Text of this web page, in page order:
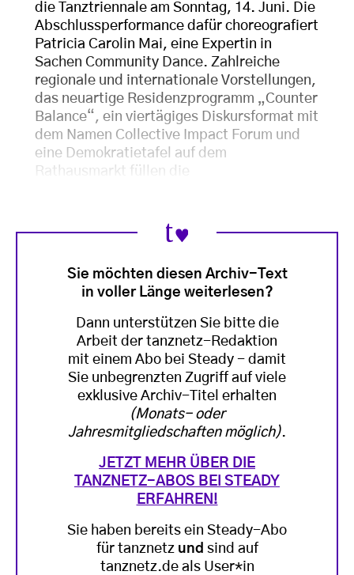
die Tanztriennale am Sonntag, 14. Juni. Die
Abschlussperformance dafür choreografiert
Patricia Carolin Mai, eine Expertin in
Sachen Community Dance. Zahlreiche
regionale und internationale Vorstellungen,
das neuartige Residenzprogramm „Counter
Balance“, ein viertägiges Diskursformat mit
dem Namen Collective Impact Forum und
eine Demokratietafel auf dem
Rathausmarkt füllen die
Sie möchten diesen Archiv-Text
in voller Länge weiterlesen?
Dann unterstützen Sie bitte die
Arbeit der tanznetz-Redaktion
mit einem Abo bei Steady - damit
Sie unbegrenzten Zugriff auf viele
exklusive Archiv-Titel erhalten
(Monats- oder
Jahresmitgliedschaften möglich).
JETZT MEHR ÜBER DIE
TANZNETZ-ABOS BEI STEADY
ERFAHREN!
Sie haben bereits ein Steady-Abo
für tanznetz und sind auf
tanznetz.de als User*in